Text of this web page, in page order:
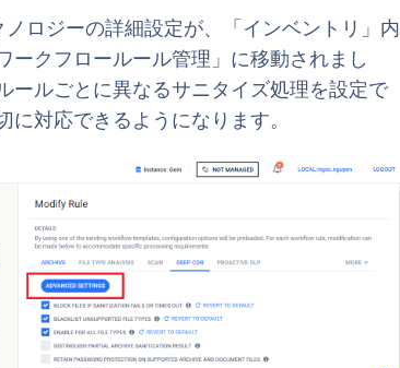
ノロジーの詳細設定が、「インベントリ」内
ークフロールール管理」に移動されまし
ールごとに異なるサニタイズ処理を設定で
対応できるようになります。